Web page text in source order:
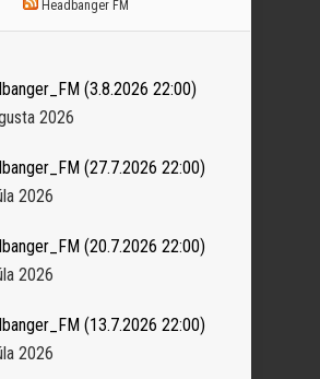
Headbanger FM
(3.8.2026 22:00)
2026
(27.7.2026 22:00)
2026
(20.7.2026 22:00)
2026
(13.7.2026 22:00)
2026